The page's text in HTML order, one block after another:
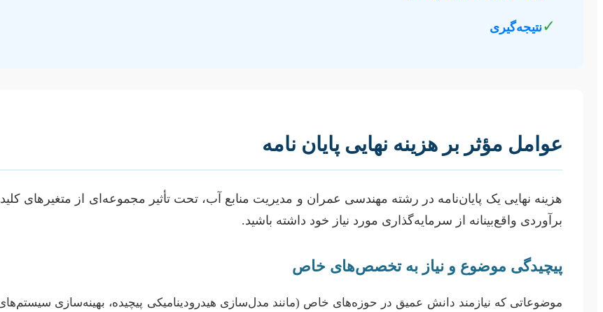
✓نتیجه‌گیری
عوامل مؤثر بر هزینه نهایی پایان نامه
هزینه نهایی یک پایان‌نامه در رشته مهندسی عمران و مدیریت منابع آب، تحت تأثیر مجموعه‌ای از متغیرهای
برآوردی واقع‌بینانه از سرمایه‌گذاری مورد نیاز خود داشته باشید.
پیچیدگی موضوع و نیاز به تخصص‌های خاص
موضوعاتی که نیازمند دانش عمیق در حوزه‌های خاص (مانند مدل‌سازی هیدرودینامیکی پیچیده، بهینه‌سازی سیستم‌های